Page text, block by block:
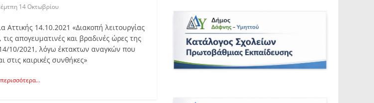
14 Οκτωβρίου
Αττικής 14.10.2021 «Διακοπή λειτουργίας
απογευματινές και βραδινές ώρες της
10/2021, λόγω έκτακτων αναγκών που
στις καιρικές συνθήκες»